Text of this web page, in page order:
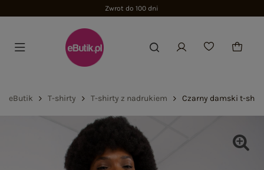
Zwrot do 100 dni
eButik T-shirty T-shirty z nadrukiem Czarny damski t-shirt